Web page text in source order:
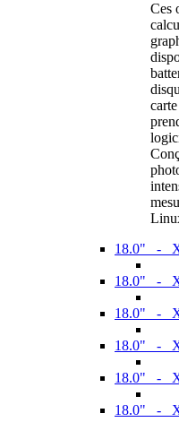
Ces
18.0" -
18.0" -
18.0" -
18.0" -
18.0" -
18.0" -